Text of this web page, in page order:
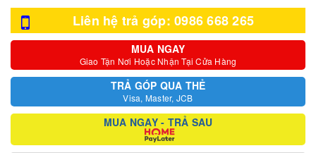
Liên hệ trả góp: 0986 668 265
MUA NGAY
Giao Tận Nơi Hoặc Nhận Tại Cửa Hàng
TRẢ GÓP QUA THẺ
Visa, Master, JCB
MUA NGAY - TRẢ SAU